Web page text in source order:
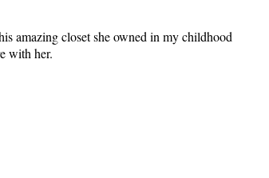
amazing closet she owned in my childhood
with her.